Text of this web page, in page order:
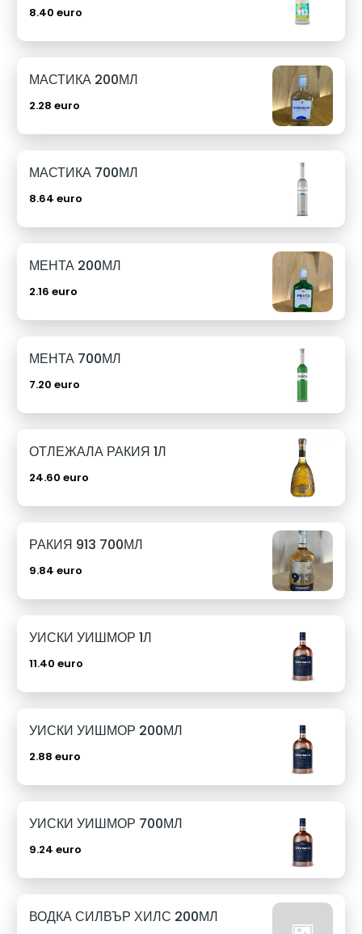
8.40 euro
МАСТИКА 200МЛ
2.28 euro
МАСТИКА 700МЛ
8.64 euro
МЕНТА 200МЛ
2.16 euro
МЕНТА 700МЛ
7.20 euro
ОТЛЕЖАЛА РАКИЯ 1Л
24.60 euro
РАКИЯ 913 700МЛ
9.84 euro
УИСКИ УИШМОР 1Л
11.40 euro
УИСКИ УИШМОР 200МЛ
2.88 euro
УИСКИ УИШМОР 700МЛ
9.24 euro
ВОДКА СИЛВЪР ХИЛС 200МЛ